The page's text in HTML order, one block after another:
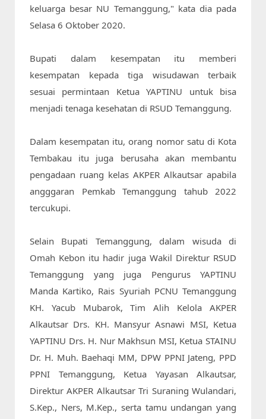
keluarga besar NU Temanggung," kata dia pada
Selasa 6 Oktober 2020.
Bupati dalam kesempatan itu memberi
kesempatan kepada tiga wisudawan terbaik
sesuai permintaan Ketua YAPTINU untuk bisa
menjadi tenaga kesehatan di RSUD Temanggung.
Dalam kesempatan itu, orang nomor satu di Kota
Tembakau itu juga berusaha akan membantu
pengadaan ruang kelas AKPER Alkautsar apabila
angggaran Pemkab Temanggung tahub 2022
tercukupi.
Selain Bupati Temanggung, dalam wisuda di
Omah Kebon itu hadir juga Wakil Direktur RSUD
Temanggung yang juga Pengurus YAPTINU
Manda Kartiko, Rais Syuriah PCNU Temanggung
KH. Yacub Mubarok, Tim Alih Kelola AKPER
Alkautsar Drs. KH. Mansyur Asnawi MSI, Ketua
YAPTINU Drs. H. Nur Makhsun MSI, Ketua STAINU
Dr. H. Muh. Baehaqi MM, DPW PPNI Jateng, PPD
PPNI Temanggung, Ketua Yayasan Alkautsar,
Direktur AKPER Alkautsar Tri Suraning Wulandari,
S.Kep., Ners, M.Kep., serta tamu undangan yang